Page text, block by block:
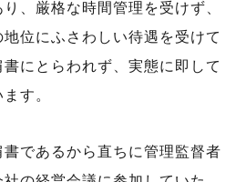
、厳格な時間管理を受けず、
位にふさわしい待遇を受けて
にとらわれず、実態に即して
す。
であるから直ちに管理監督者